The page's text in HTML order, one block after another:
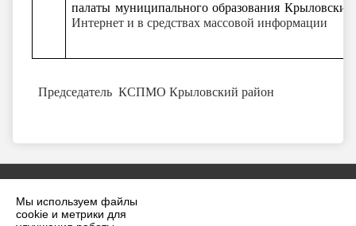
Мы используем файлы
cookie и метрики для
палаты муниципального образования
Интернет и в средствах массовой информации
Председатель КСПМО Крыловский район